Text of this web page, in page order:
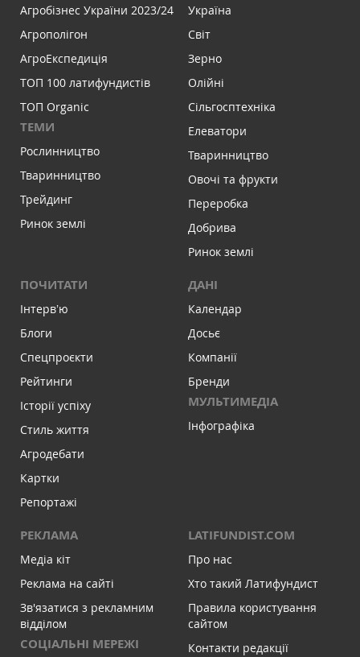
Агробізнес України 2023/24
Агрополігон
АгроЕкспедиція
ТОП 100 латифундистів
ТОП Organic
ТЕМИ
Рослинництво
Тваринництво
Трейдинг
Ринок землі
Україна
Світ
Зерно
Олійні
Сільгосптехніка
Елеватори
Тваринництво
Овочі та фрукти
Переробка
Добрива
Ринок землі
ПОЧИТАТИ
Інтервʼю
Блоги
Спецпроєкти
Рейтинги
Історії успіху
Стиль життя
Агродебати
Картки
Репортажі
ДАНІ
Календар
Досьє
Компанії
Бренди
МУЛЬТИМЕДІА
Інфографіка
РЕКЛАМА
Медіа кіт
Реклама на сайті
Зв'язатися з рекламним
відділом
СОЦІАЛЬНІ МЕРЕЖІ
LATIFUNDIST.COM
Про нас
Хто такий Латифундист
Правила користування
сайтом
Контакти редакції